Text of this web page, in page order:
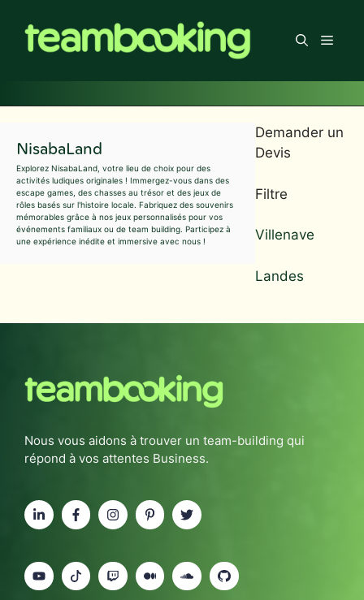
contenu
Menu
NisabaLand
Explorez NisabaLand, votre lieu de choix pour des
activités ludiques originales ! Immergez-vous dans des
escape games, des chasses au trésor et des jeux de
rôles basés sur l'histoire locale. Fabriquez des souvenirs
mémorables grâce à nos jeux personnalisés pour vos
événements familiaux ou de team building. Participez à
une expérience inédite et immersive avec nous !
Demander un
Devis
Filtre
Villenave
Landes
Nous vous aidons à trouver un team-building qui
répond à vos attentes Business.